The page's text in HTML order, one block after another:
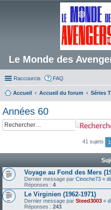
Le Monde des
Raccourcis FAQ
Accueil Accueil du forum Séries
Années 60
41 sujets 1
Voyage au Fond des Mers
Dernier message par Cinoche73 «
Réponses : 4
Le Virginien (1962-1971)
Dernier message par Steed3003 «
Réponses : 243